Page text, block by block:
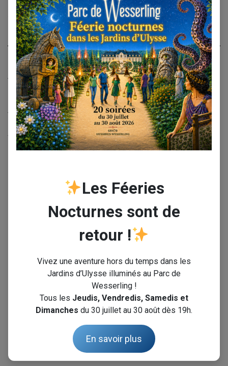
Abonnement
Vorteile undGegenleistungen
Zusätzlich zur Gegenleistung ermöglicht es das Gesetz
vom 1. August 2003 dem Sponsor, den
Zusammenschlüssen und den Stiftungen des Parks von
Wesserling von einem Steuerabzug von 66 % ihrer Spende
zu profitieren
Les Féeries
Nocturnes sont de
retour !
Vivez une aventure hors du temps dans les
Jardins d’Ulysse illuminés au Parc de
Wesserling !
Tous les Jeudis, Vendredis, Samedis et
Dimanches du 30 juillet au 30 août dès 19h.
En savoir plus